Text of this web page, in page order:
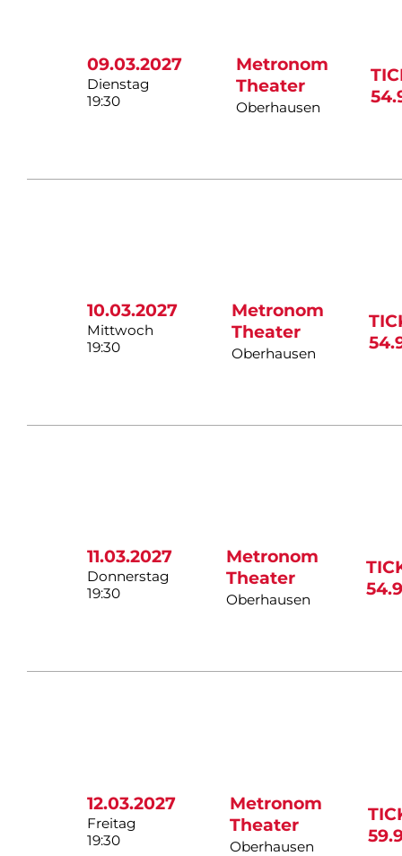
09.03.2027
Dienstag
19:30
Metronom
Theater
Oberhausen
10.03.2027
Mittwoch
19:30
Metronom
Theater
Oberhausen
11.03.2027
Donnerstag
19:30
Metronom
Theater
Oberhausen
12.03.2027
Freitag
19:30
Metronom
Theater
Oberhausen